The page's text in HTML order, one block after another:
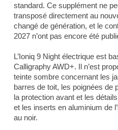
standard. Ce supplément ne
transposé directement au
changé de génération, et le
2027 n’ont pas encore été
L’Ioniq 9 Night électrique est
Calligraphy AWD+. Il n’est
teinte sombre concernant les
barres de toit, les poignées de
la protection avant et les
et les inserts en aluminium de
au noir.